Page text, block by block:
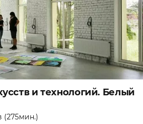
и технологий. Белый
(275мин.)